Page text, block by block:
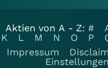
Aktien von A - Z: #
K
L M N O P
Impressum
Einstellungen